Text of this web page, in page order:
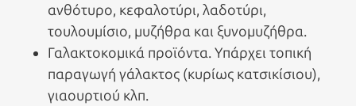
ανθότυρο, κεφαλοτύρι, λαδοτύρι,
τουλουμίσιο, μυζήθρα και ξυνομυζήθρα.
Γαλακτοκομικά προϊόντα. Υπάρχει τοπική
παραγωγή γάλακτος (κυρίως κατσικίσιου),
γιαουρτιού κλπ.